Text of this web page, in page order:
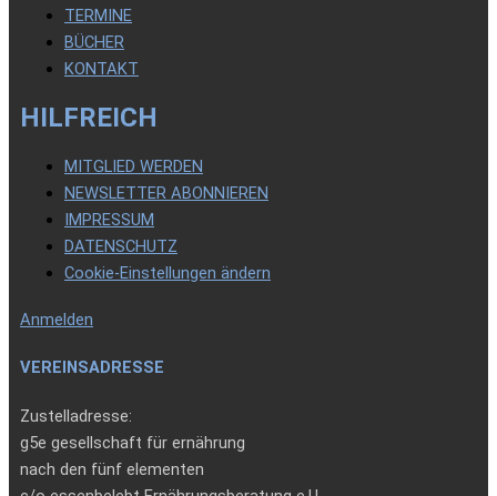
TERMINE
BÜCHER
KONTAKT
HILFREICH
MITGLIED WERDEN
NEWSLETTER ABONNIEREN
IMPRESSUM
DATENSCHUTZ
Cookie-Einstellungen ändern
Anmelden
VEREINSADRESSE
Zustelladresse:
g5e gesellschaft für ernährung
nach den fünf elementen